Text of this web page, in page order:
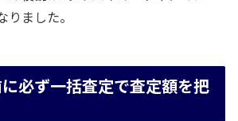
ました。
必ず一括査定で査定額を把